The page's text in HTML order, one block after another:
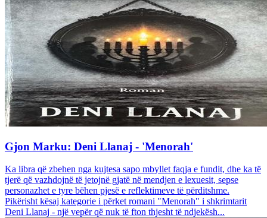
Gjon Marku: Deni Llanaj - 'Menorah'
Ka libra që zbehen nga kujtesa sapo mbyllet faqja e fundit, dhe ka të
tjerë që vazhdojnë të jetojnë gjatë në mendjen e lexuesit, sepse
personazhet e tyre bëhen pjesë e reflektimeve të përditshme.
Pikërisht kësaj kategorie i përket romani "Menorah" i shkrimtarit
Deni Llanaj - një vepër që nuk të fton thjesht të ndjekësh...